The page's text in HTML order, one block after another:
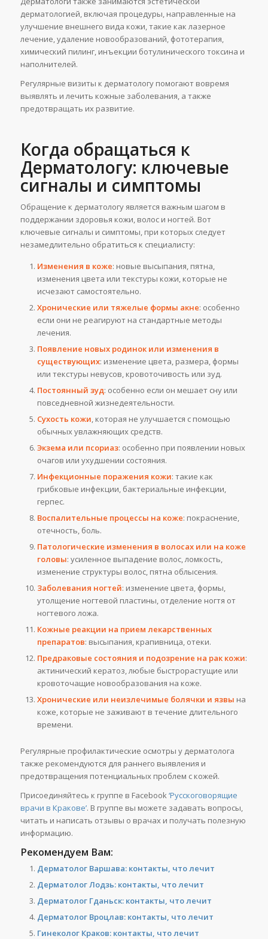
дерматологией, включая процедуры, направленные на
улучшение внешнего вида кожи, такие как лазерное
лечение, удаление новообразований, фототерапия,
химический пилинг, инъекции ботулинического токсина и
наполнителей.
Регулярные визиты к дерматологу помогают вовремя
выявлять и лечить кожные заболевания, а также
предотвращать их развитие.
Когда обращаться к
Дерматологу: ключевые
сигналы и симптомы
Обращение к дерматологу является важным шагом в
поддержании здоровья кожи, волос и ногтей. Вот
ключевые сигналы и симптомы, при которых следует
незамедлительно обратиться к специалисту:
Изменения в коже: новые высыпания, пятна,
изменения цвета или текстуры кожи, которые не
исчезают самостоятельно.
Хронические или тяжелые формы акне: особенно
если они не реагируют на стандартные методы
лечения.
Появление новых родинок или изменения в
существующих: изменение цвета, размера, формы
или текстуры невусов, кровоточивость или зуд.
Постоянный зуд: особенно если он мешает сну или
повседневной жизнедеятельности.
Сухость кожи , которая не улучшается с помощью
обычных увлажняющих средств.
Экзема или псориаз: особенно при появлении новых
очагов или ухудшении состояния.
Инфекционные поражения кожи: такие как
грибковые инфекции, бактериальные инфекции,
герпес.
Воспалительные процессы на коже: покраснение,
отечность, боль.
Патологические изменения в волосах или на коже
головы: усиленное выпадение волос, ломкость,
изменение структуры волос, пятна облысения.
Заболевания ногтей: изменение цвета, формы,
утолщение ногтевой пластины, отделение ногтя от
ногтевого ложа.
Кожные реакции на прием лекарственных
препаратов: высыпания, крапивница, отеки.
Предраковые состояния и подозрение на рак кожи:
актинический кератоз, любые быстрорастущие или
кровоточащие новообразования на коже.
Хронические или неизлечимые болячки и язвы на
коже, которые не заживают в течение длительного
времени.
Регулярные профилактические осмотры у дерматолога
также рекомендуются для раннего выявления и
предотвращения потенциальных проблем с кожей.
Присоединяйтесь к группе в Facebook ‘Русскоговорящие
врачи в Кракове’. В группе вы можете задавать вопросы,
читать и написать отзывы о врачах и получать полезную
информацию.
Рекомендуем Вам:
Дерматолог Варшава: контакты, что лечит
Дерматолог Лодзь: контакты, что лечит
Дерматолог Гданьск: контакты, что лечит
Дерматолог Вроцлав: контакты, что лечит
Гинеколог Краков: контакты, что лечит